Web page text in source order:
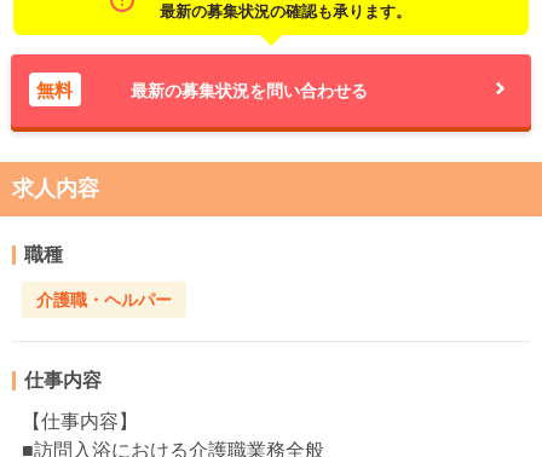
最新の募集状況の確認も承ります。
無料 最新の募集状況を問い合わせる
求人内容
職種
介護職・ヘルパー
仕事内容
【仕事内容】
■訪問入浴における介護職業務全般